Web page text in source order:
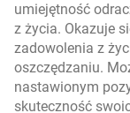
umiejętność
z życia. Okazuje
zadowolenia z
oszczędzaniu.
nastawionym
skuteczność